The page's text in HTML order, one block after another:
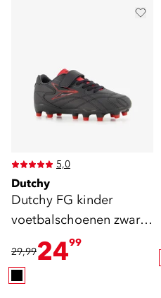
5,0
Dutchy
Dutchy FG kinder
voetbalschoenen zwart
29,992499